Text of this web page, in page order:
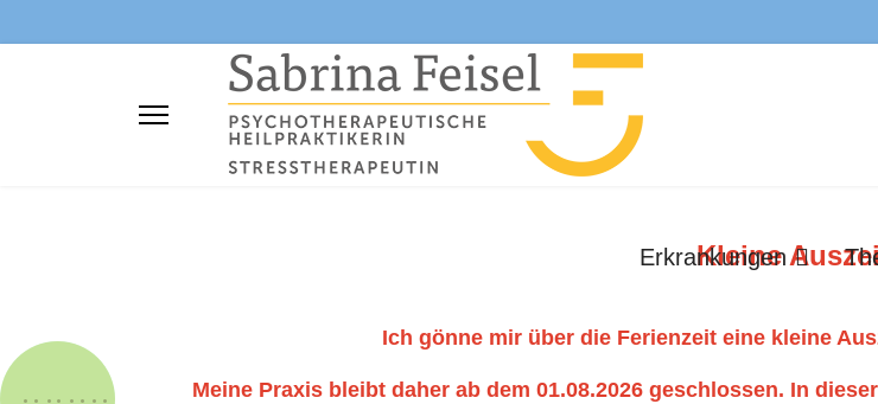
Erkrankungen
Kleine
Ich gönne mir über die Ferienzeit eine kleine
Meine Praxis bleibt daher ab dem 01.08.2026 geschlossen. In